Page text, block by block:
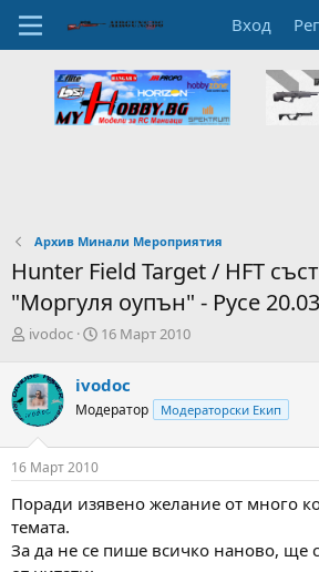
Вход
Архив Минали Мероприятия
Hunter Field Target / HFT
"Моргуля оупън" - Русе
А
т
о
р
н
а
т
м
а
т
ivodoc
Н
а
л
а
т
16 Март 2010
ivodoc
Модератор Модераторски Екип
16 Март 2010
Поради изявено желание от много
темата.
За да не се пише всичко наново, ще